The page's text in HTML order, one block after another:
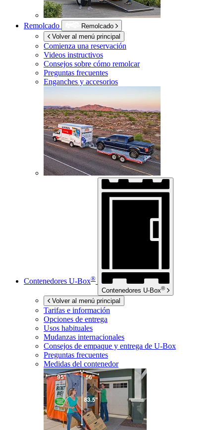
Remolcado
Remolcado
Volver al menú principal
Comienza una reservación
Videos instructivos
Consejos sobre cómo remolcar
Preguntas frecuentes
Enganches y accesorios
Contenedores U-Box®
Contenedores U-Box®
Volver al menú principal
Tarifas e información
Opciones de entrega
Usos habituales
Mudanzas internacionales
Consejos de empaque y entrega de U-Box
Preguntas frecuentes
Medidas del contenedor